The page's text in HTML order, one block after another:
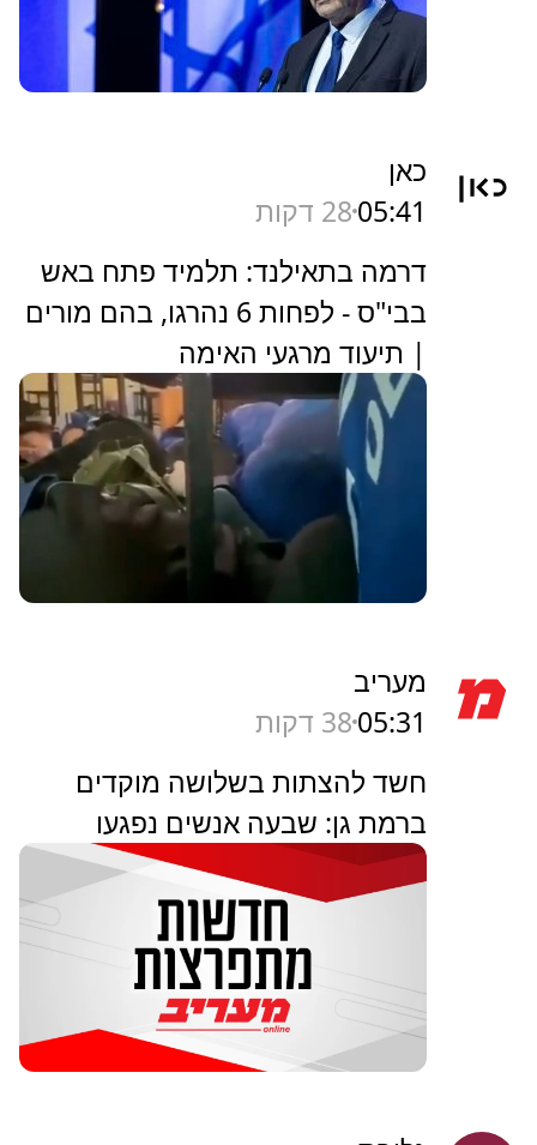
כאן
05:4128 דקות
דרמה בתאילנד: תלמיד פתח באש
בבי"ס - לפחות 6 נהרגו, בהם מורים
| תיעוד מרגעי האימה
מעריב
05:3138 דקות
חשד להצתות בשלושה מוקדים
ברמת גן: שבעה אנשים נפגעו